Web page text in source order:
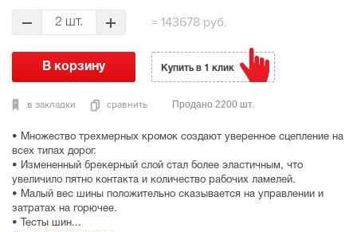
• Множество трехмерных кромок создают уверенное сцепление на
всех типах дорог.
• Измененный брекерный слой стал более эластичным, что
увеличило пятно контакта и количество рабочих ламелей.
• Малый вес шины положительно сказывается на управлении и
затратах на горючее.
• Тесты шин...
2 шт. = 143678 руб.
в закладки сравнить
Купить в 1 клик
Продано 2200 шт.